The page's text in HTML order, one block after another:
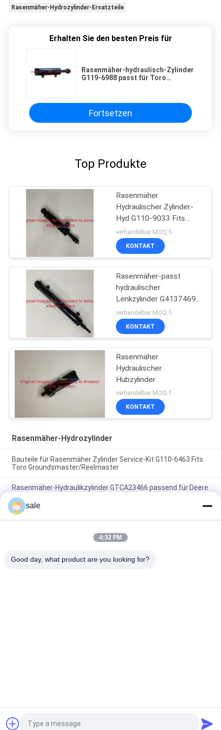
Rasenmäher-Hydrozylinder-Ersatzteile
Erhalten Sie den besten Preis für
Rasenmäher-hydraulisch-Zylinder
G119-6988 passt für Toro
Fortsetzen
Top Produkte
Rasenmäher
Hydraulischer Zylinder-
Hyd G110-9033 Fits
Toro Reelmaster
Viechles
verhandelbar MOQ:5
KONTAKT
Rasenmäher-passt
hydraulischer
Lenkzylinder G4137469
Jacobsen
verhandelbar MOQ:5
KONTAKT
Rasenmäher
Hydraulischer
Hubzylinder
verhandelbar MOQ:1
KONTAKT
Rasenmäher-Hydrozylinder
Bauteile für Rasenmäher Zylinder Service-Kit G110-6463 Fits
Toro Groundsmaster/Reelmaster
Rasenmäher-Hydraulikzylinder GTCA23466 passend für Deere
Lawnmower Lift Zylinder GTCA13394 passt Deere Frontmäher
Beliebte Kategorien
Fordern Sie ein Angebot
sale
4:32 PM
Good day, what product are you looking for?